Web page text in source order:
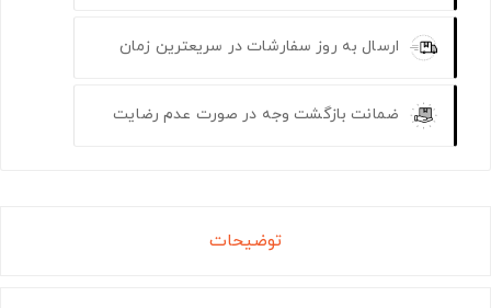
ارسال به روز سفارشات در سریعترین زمان
ضمانت بازگشت وجه در صورت عدم رضایت
توضیحات